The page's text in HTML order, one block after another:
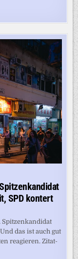
SPD kontert
Spitzenkandidat
das ist auch gut
reagieren. Zitat-